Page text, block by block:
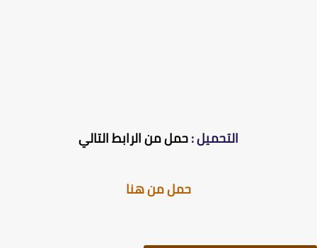
التحميل :حمل من الرابط التالي
حمل من هنا